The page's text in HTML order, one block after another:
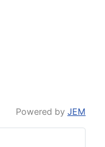
Powered by JEM